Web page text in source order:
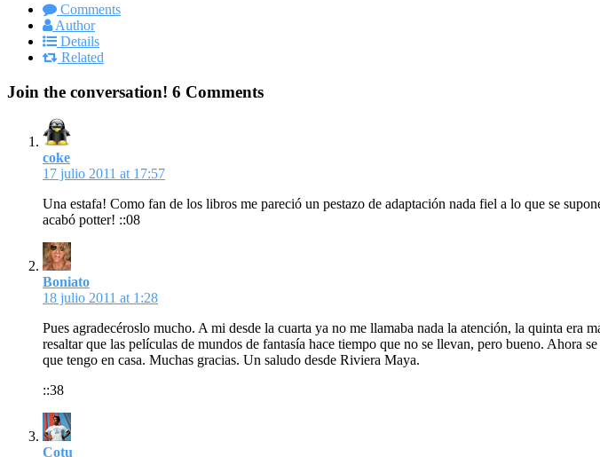
Comments
Author
Details
Related
Join the conversation! 6 Comments
coke
17 julio 2011 at 17:57
Una estafa! Como fan de los libros me pareció un pestazo de adaptación nada fiel a lo que se
acabó potter! ::08
Boniato
18 julio 2011 at 1:28
Pues agradecéroslo mucho. A mi desde la cuarta ya no me llamaba nada la atención, la quinta era
resaltar que las películas de mundos de fantasía hace tiempo que no se llevan, pero bueno.
que tengo en casa. Muchas gracias. Un saludo desde Riviera Maya.
::38
Cotu